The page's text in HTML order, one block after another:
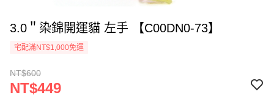
3.0＂染錦開運貓 左手 【C00DN0-73】
宅配滿NT$1,000免運
NT$600
NT$449